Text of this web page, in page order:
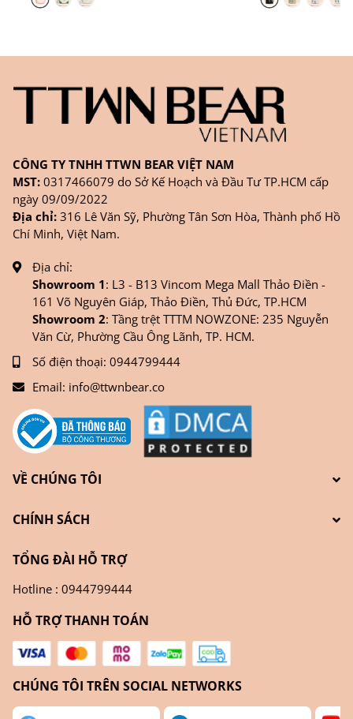
CÔNG TY TNHH TTWN BEAR VIỆT NAM
MST: 0317466079 do Sở Kế Hoạch và Đầu Tư TP.HCM cấp
ngày 09/09/2022
Địa chỉ: 316 Lê Văn Sỹ, Phường Tân Sơn Hòa, Thành phố Hồ
Chí Minh, Việt Nam.
Địa chỉ:
Showroom 1: L3 - B13 Vincom Mega Mall Thảo Điền -
161 Võ Nguyên Giáp, Thảo Điền, Thủ Đức, TP.HCM
Showroom 2: Tầng trệt TTTM NOWZONE: 235 Nguyễn
Văn Cừ, Phường Cầu Ông Lãnh, TP. HCM.
Số điện thoại: 0944799444
Email: info@ttwnbear.co
VỀ CHÚNG TÔI
CHÍNH SÁCH
TỔNG ĐÀI HỖ TRỢ
Hotline : 0944799444
HỖ TRỢ THANH TOÁN
CHÚNG TÔI TRÊN SOCIAL NETWORKS